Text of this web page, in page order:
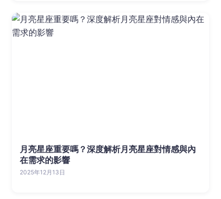
月亮星座重要嗎？深度解析月亮星座對情感與內
在需求的影響
2025年12月13日